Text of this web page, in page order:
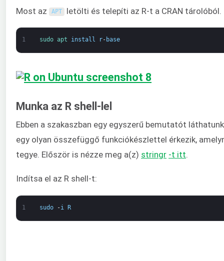
Most az APT letölti és telepíti az R-t a CRAN tárolóból.
1 sudo apt install r- base
Munka az R shell-lel
Ebben a szakaszban egy egyszerű bemutatót
egy olyan összefüggő funkciókészlettel érkezik,
tegye. Először is nézze meg a(z) stringr -t itt
Indítsa el az R shell-t:
1 sudo -i R